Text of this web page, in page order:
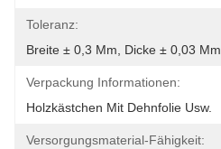
Toleranz:
Breite ± 0,3 Mm, Dicke ± 0,03 Mm
Verpackung Informationen:
Holzkästchen Mit Dehnfolie Usw.
Versorgungsmaterial-Fähigkeit: